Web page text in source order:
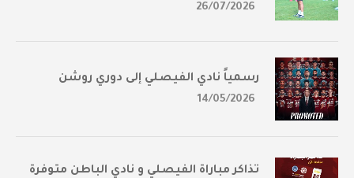
26/07/2026
رسمياً نادي الفيصلي إلى دوري روشن
14/05/2026
تذاكر مباراة الفيصلي و نادي الباطن متوفرة